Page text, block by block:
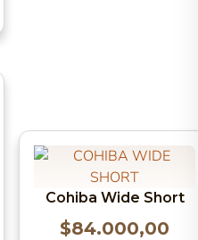
Cohiba Wide Short
$84.000,00